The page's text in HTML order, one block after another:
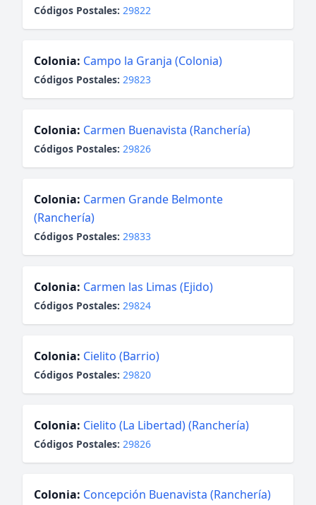
Códigos Postales: 29822
Colonia: Campo la Granja (Colonia)
Códigos Postales: 29823
Colonia: Carmen Buenavista (Ranchería)
Códigos Postales: 29826
Colonia: Carmen Grande Belmonte
(Ranchería)
Códigos Postales: 29833
Colonia: Carmen las Limas (Ejido)
Códigos Postales: 29824
Colonia: Cielito (Barrio)
Códigos Postales: 29820
Colonia: Cielito (La Libertad) (Ranchería)
Códigos Postales: 29826
Colonia: Concepción Buenavista (Ranchería)